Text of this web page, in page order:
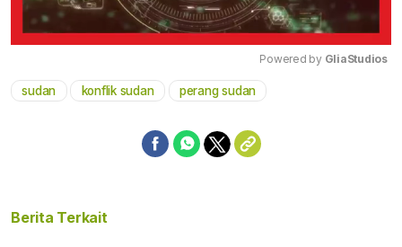
Powered by GliaStudios
sudan konflik sudan perang sudan
Berita Terkait